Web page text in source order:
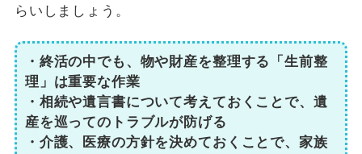
らいしましょう。
・終活の中でも、物や財産を整理する「生前整
理」は重要な作業
・相続や遺言書について考えておくことで、遺
産を巡ってのトラブルが防げる
・介護、医療の方針を決めておくことで、家族